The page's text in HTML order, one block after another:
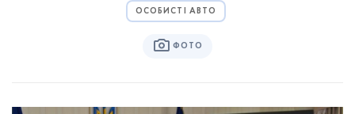
ОСОБИСТІ АВТО
ФОТО